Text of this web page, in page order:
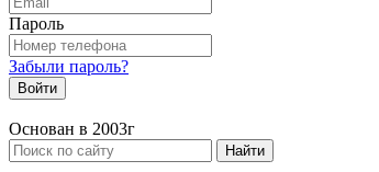
Пароль
Забыли пароль?
Войти
Основан в 2003г
Найти